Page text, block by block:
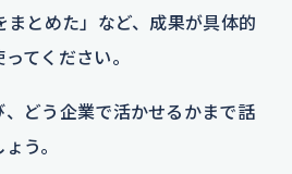
まとめた」など、成果が具体的
てください。
どう企業で活かせるかまで話
う。